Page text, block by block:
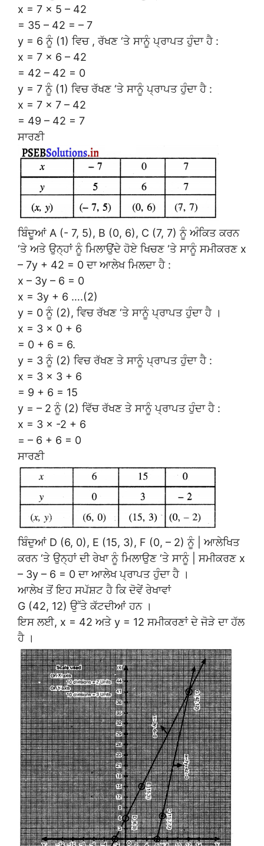
x = 7 × 5 – 42
= 35 – 42 = – 7
y = 6 ਨੂੰ (1) ਵਿਚ , ਰੱਖਣ ‘ਤੇ ਸਾਨੂੰ ਪ੍ਰਾਪਤ ਹੁੰਦਾ ਹੈ :
x = 7 × 6 – 42
= 42 – 42 = 0
y = 7 ਨੂੰ (1) ਵਿਚ ਰੱਖਣ ‘ਤੇ ਸਾਨੂੰ ਪ੍ਰਾਪਤ ਹੁੰਦਾ ਹੈ :
x = 7 × 7 – 42
= 49 – 42 = 7
ਸਾਰਣੀ
ਬਿੰਦੂਆਂ A (- 7, 5), B (0, 6), C (7, 7) ਨੂੰ ਅੰਕਿਤ ਕਰਨ
‘ਤੇ ਅਤੇ ਉਨ੍ਹਾਂ ਨੂੰ ਮਿਲਾਉਂਦੇ ਹੋਏ ਖਿਚਣ ‘ਤੇ ਸਾਨੂੰ ਸਮੀਕਰਣ x
– 7y + 42 = 0 ਦਾ ਆਲੇਖ ਮਿਲਦਾ ਹੈ :
x – 3y – 6 = 0
x = 3y + 6 ….(2)
y = 0 ਨੂੰ (2), ਵਿਚ ਰੱਖਣ ‘ਤੇ ਸਾਨੂੰ ਪ੍ਰਾਪਤ ਹੁੰਦਾ ਹੈ ।
x = 3 × 0 + 6
= 0 + 6 = 6.
y = 3 ਨੂੰ (2) ਵਿਚ ਰੱਖਣ ਤੇ ਸਾਨੂੰ ਪ੍ਰਾਪਤ ਹੁੰਦਾ ਹੈ :
x = 3 × 3 + 6
= 9 + 6 = 15
y = – 2 ਨੂੰ (2) ਵਿੱਚ ਰੱਖਣ ਤੇ ਸਾਨੂੰ ਪ੍ਰਾਪਤ ਹੁੰਦਾ ਹੈ :
x = 3 × -2 + 6
= – 6 + 6 = 0
ਸਾਰਣੀ
ਬਿੰਦੁਆਂ D (6, 0), E (15, 3), F (0, – 2) ਨੂੰ | ਆਲੇਖਿਤ
ਕਰਨ ‘ਤੇ ਉਨ੍ਹਾਂ ਦੀ ਰੇਖਾ ਨੂੰ ਮਿਲਾਉਣ ‘ਤੇ ਸਾਨੂੰ | ਸਮੀਕਰਣ x
– 3y – 6 = 0 ਦਾ ਆਲੇਖ ਪ੍ਰਾਪਤ ਹੁੰਦਾ ਹੈ ।
ਆਲੇਖ ਤੋਂ ਇਹ ਸਪੱਸ਼ਟ ਹੈ ਕਿ ਦੋਵੇਂ ਰੇਖਾਵਾਂ
G (42, 12) ਉੱਤੇ ਕੱਟਦੀਆਂ ਹਨ ।
ਇਸ ਲਈ, x = 42 ਅਤੇ y = 12 ਸਮੀਕਰਣਾਂ ਦੇ ਜੋੜੇ ਦਾ ਹੱਲ
ਹੈ ।